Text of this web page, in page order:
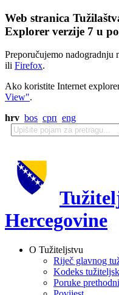
Web stranica
Explorer verzije 7 u
Preporučujemo nadogradnju
ili Firefox.
Ako koristite Internet
View".
hrv bos срп eng
Hercegovine
O Tužiteljstvu
Riječ glavnog
Kodeks
Poruke